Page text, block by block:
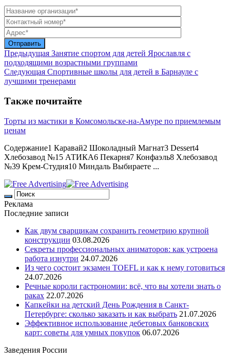
Предыдущая Занятие спортом для детей Ярославля с
подходящими возрастными группами
Следующая Спортивные школы для детей в Барнауле с
лучшими тренерами
Также почитайте
Торты из мастики в Комсомольске-на-Амуре по приемлемым
ценам
Содержание1 Каравай2 Шоколадный Магнат3 Dessert4
Хлебозавод №15 АТИКА6 Пекарня7 Конфаэль8 Хлебозавод
№39 Крем-Студия10 Миндаль Выбираете ...
Реклама
Последние записи
Как двум сварщикам сохранить геометрию крупной
конструкции 03.08.2026
Секреты профессиональных аниматоров: как устроена
работа изнутри 24.07.2026
Из чего состоит экзамен TOEFL и как к нему готовиться
24.07.2026
Речные короли гастрономии: всё, что вы хотели знать о
раках 22.07.2026
Капкейки на детский День Рождения в Санкт-
Петербурге: сколько заказать и как выбрать 21.07.2026
Эффективное использование дебетовых банковских
карт: советы для умных покупок 06.07.2026
Заведения России